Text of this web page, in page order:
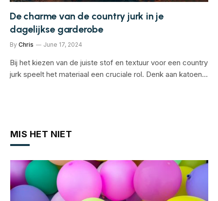
De charme van de country jurk in je
dagelijkse garderobe
By Chris June 17, 2024
Bij het kiezen van de juiste stof en textuur voor een country
jurk speelt het materiaal een cruciale rol. Denk aan katoen…
MIS HET NIET